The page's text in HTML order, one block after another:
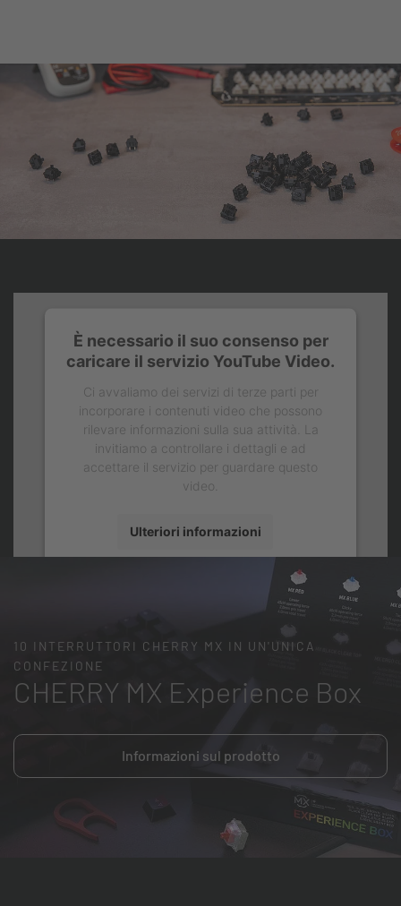
È necessario il suo consenso per
caricare il servizio YouTube Video.
Ci avvaliamo dei servizi di terze parti per
incorporare i contenuti video che possono
rilevare informazioni sulla sua attività. La
invitiamo a controllare i dettagli e ad
accettare il servizio per guardare questo
video.
Ulteriori informazioni
10 INTERRUTTORI CHERRY MX IN UN'UNICA
CONFEZIONE
CHERRY MX Experience Box
Informazioni sul prodotto